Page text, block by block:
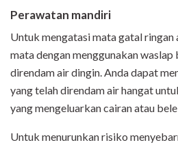
Perawatan mandiri
Untuk mengatasi mata gatal
mata dengan menggunakan waslap
direndam air dingin. Anda dapat
yang telah direndam air hangat
yang mengeluarkan cairan atau
Untuk menurunkan risiko